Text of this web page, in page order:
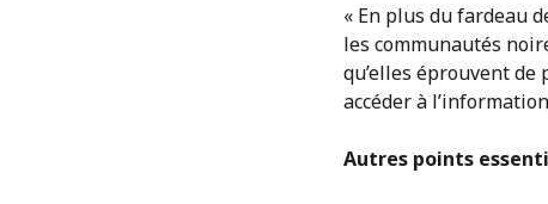
« En plus du fardeau
les communautés
qu’elles éprouvent
accéder à
Autres points